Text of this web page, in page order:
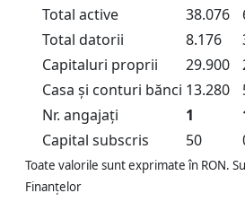
Total active
38.076
Total datorii
8.176
Capitaluri proprii
29.900
Casa și conturi bănci 13.280
Nr. angajați
1
Capital subscris
50
Toate valorile sunt exprimate în RON.
Finanțelor